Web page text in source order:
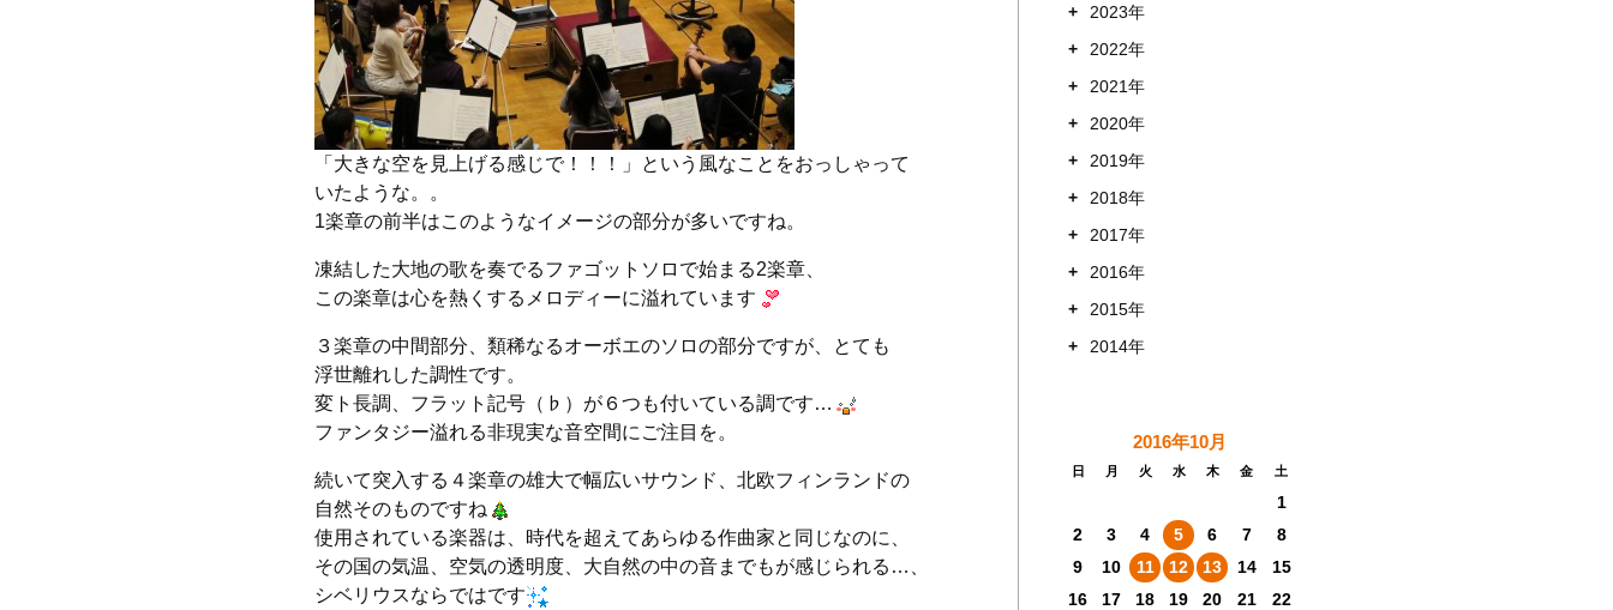
「大きな空を見上げる感じで！！！」という風なことをおっしゃって
いたような。。
1楽章の前半はこのようなイメージの部分が多いですね。
凍結した大地の歌を奏でるファゴットソロで始まる2楽章、
この楽章は心を熱くするメロディーに溢れています
３楽章の中間部分、類稀なるオーボエのソロの部分ですが、とても
浮世離れした調性です。
変ト長調、フラット記号（♭）が６つも付いている調です…
ファンタジー溢れる非現実な音空間にご注目を。
続いて突入する４楽章の雄大で幅広いサウンド、北欧フィンランドの
自然そのものですね
使用されている楽器は、時代を超えてあらゆる作曲家と同じなのに、
その国の気温、空気の透明度、大自然の中の音までもが感じられる…、
シベリウスならではです
+
2023年
+
2022年
+
2021年
+
2020年
+
2019年
+
2018年
+
2017年
+
2016年
+
2015年
+
2014年
2016年10月
日 月 火 水 木 金 土
1
2
3 4 5 6 7
8
9
10 11 12 13 14
15
16
17 18 19 20 21
22